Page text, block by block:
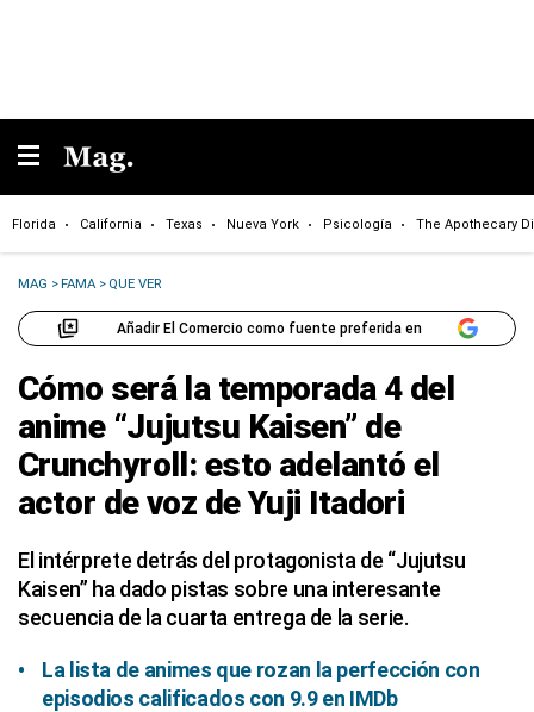
Florida California Texas Nueva York Psicología The Apothecary
MAG >FAMA > QUE VER
Añadir El Comercio como fuente preferida en
Cómo será la temporada 4 del
anime “Jujutsu Kaisen” de
Crunchyroll: esto adelantó el
actor de voz de Yuji Itadori
El intérprete detrás del protagonista de “Jujutsu
Kaisen” ha dado pistas sobre una interesante
secuencia de la cuarta entrega de la serie.
La lista de animes que rozan la perfección con
episodios calificados con 9.9 en IMDb